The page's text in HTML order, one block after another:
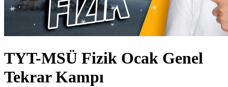
TYT-MSÜ Fizik Ocak Genel
Tekrar Kampı